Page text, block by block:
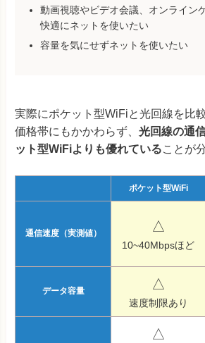
動画視聴やビデオ会議、オンライン
快適にネットを使いたい
容量を気にせずネットを使いたい
実際にポケット型WiFiと光回線を比
価格帯にもかかわらず、 光回線の通
ット型WiFiよりも優れていることが
ポケット型WiFi
通信速度（実測値） △
10~40Mbpsほど
データ容量 △
速度制限あり
△